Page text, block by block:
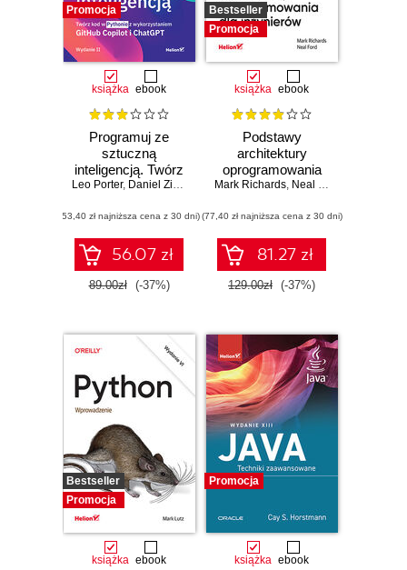
Promocja
książka ebook
Programuj ze
sztuczną
inteligencją. Twórz
kod w Pythonie z
GitHub Copilot i
ChatGPT. Wydanie
II
Leo Porter, Daniel Zingaro
(53,40 zł najniższa cena z 30 dni)
56.07 zł
89.00zł (-37%)
Bestseller
Promocja
książka ebook
Podstawy
architektury
oprogramowania
dla inżynierów.
Mark Richards, Neal Ford
(77,40 zł najniższa cena z 30 dni)
81.27 zł
129.00zł (-37%)
Bestseller
Promocja
książka ebook
Promocja
książka ebook